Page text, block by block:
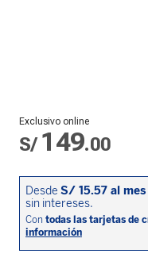
Exclusivo online
S/ 149.00